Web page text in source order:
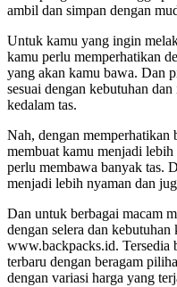
ambil dan simpan dengan
Untuk kamu yang ingin
kamu perlu memperhatikan
yang akan kamu bawa. Dan
sesuai dengan kebutuhan
kedalam tas.
Nah, dengan memperhatikan
membuat kamu menjadi
perlu membawa banyak tas.
menjadi lebih nyaman dan
Dan untuk berbagai macam
dengan selera dan
www.backpacks.id. Tersedia
terbaru dengan beragam
dengan variasi harga yang